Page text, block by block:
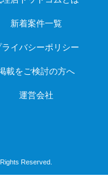
新着案件一覧
ライバシーポリシー
載をご検討の方へ
運営会社
Reserved.